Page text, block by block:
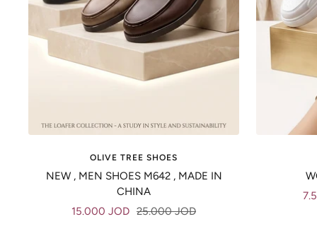
OLIVE TREE SHOES
NEW , MEN SHOES M642 , MADE IN
CHINA
Sale
15.000 JOD Regular
25.000 JOD